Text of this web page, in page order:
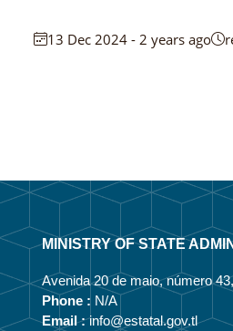
13 Dec 2024 - 2 years ago
MINISTRY OF STATE
Avenida 20 de maio, número
Phone : N/A
Email :info@estatal.gov.tl